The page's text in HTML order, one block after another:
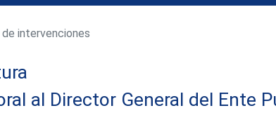
de intervenciones
al Director General del Ente